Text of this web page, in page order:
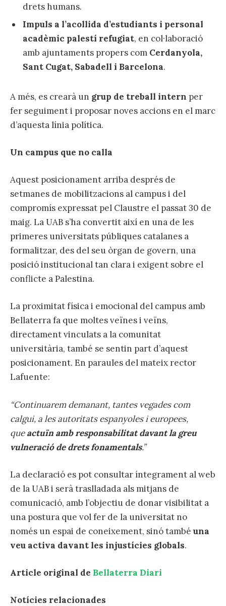
drets humans.
Impuls a l’acollida d’estudiants i personal
acadèmic palestí refugiat, en col·laboració
amb ajuntaments propers com Cerdanyola,
Sant Cugat, Sabadell i Barcelona.
A més, es crearà un grup de treball intern per
fer seguiment i proposar noves accions en el marc
d’aquesta línia política.
Un campus que no calla
Aquest posicionament arriba després de
setmanes de mobilitzacions al campus i del
compromís expressat pel Claustre el passat 30 de
maig. La UAB s’ha convertit així en una de les
primeres universitats públiques catalanes a
formalitzar, des del seu òrgan de govern, una
posició institucional tan clara i exigent sobre el
conflicte a Palestina.
La proximitat física i emocional del campus amb
Bellaterra fa que moltes veïnes i veïns,
directament vinculats a la comunitat
universitària, també se sentin part d’aquest
posicionament. En paraules del mateix rector
Lafuente:
“Continuarem demanant, tantes vegades com
calgui, a les autoritats espanyoles i europees,
queactuïn amb responsabilitat davant la greu
vulneració de drets fonamentals.”
La declaració es pot consultar íntegrament al web
de la UAB i serà traslladada als mitjans de
comunicació, amb l’objectiu de donar visibilitat a
una postura que vol fer de la universitat no
només un espai de coneixement, sinó tambéuna
veu activa davant les injustícies globals.
Article original de Bellaterra Diari
Notícies relacionades